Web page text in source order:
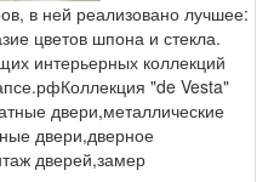
в ней реализовано лучшее:
цветов шпона и стекла.
интерьерных коллекций
Коллекция "de Vesta"
двери,металлические
двери,дверное
дверей,замер